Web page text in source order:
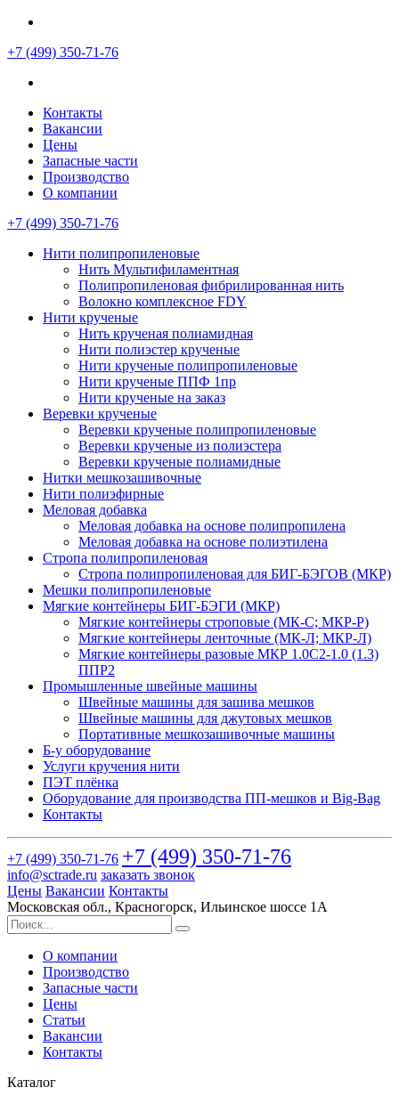
+7 (499) 350-71-76
Контакты
Вакансии
Цены
Запасные части
Производство
О компании
+7 (499) 350-71-76
Нити полипропиленовые
Нить Мультифиламентная
Полипропиленовая фибрилированная нить
Волокно комплексное FDY
Нити крученые
Нить крученая полиамидная
Нити полиэстер крученые
Нити крученые полипропиленовые
Нити крученые ППФ 1пр
Нити крученые на заказ
Веревки крученые
Веревки крученые полипропиленовые
Веревки крученые из полиэстера
Веревки крученые полиамидные
Нитки мешкозашивочные
Нити полиэфирные
Меловая добавка
Меловая добавка на основе полипропилена
Меловая добавка на основе полиэтилена
Стропа полипропиленовая
Стропа полипропиленовая для БИГ-БЭГОВ (МКР)
Мешки полипропиленовые
Мягкие контейнеры БИГ-БЭГИ (МКР)
Мягкие контейнеры строповые (МК-С; МКР-Р)
Мягкие контейнеры ленточные (МК-Л; МКР-Л)
Мягкие контейнеры разовые МКР 1.0С2-1.0 (1.3)
ППР2
Промышленные швейные машины
Швейные машины для зашива мешков
Швейные машины для джутовых мешков
Портативные мешкозашивочные машины
Б-у оборудование
Услуги кручения нити
ПЭТ плёнка
Оборудование для производства ПП-мешков и Big-Bag
Контакты
+7 (499) 350-71-76 +7 (499) 350-71-76
info@sctrade.ru заказать звонок
Цены Вакансии Контакты
Московская обл., Красногорск, Ильинское шоссе 1А
О компании
Производство
Запасные части
Цены
Статьи
Вакансии
Контакты
Каталог